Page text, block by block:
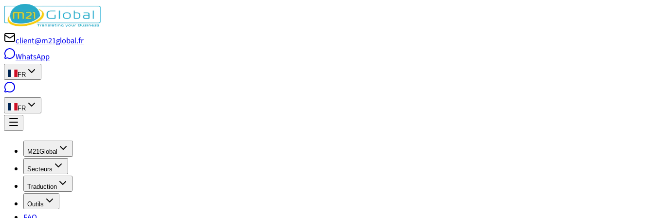
client@m21global.fr
WhatsApp
FR
FR
M21Global
Secteurs
Traduction
Outils